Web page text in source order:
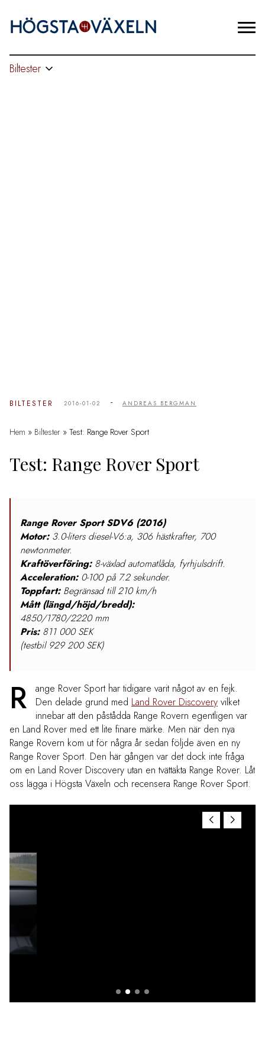
Biltester
BILTESTER 2016-01-02 - ANDREAS BERGMAN
Hem » Biltester » Test: Range Rover Sport
Test: Range Rover Sport
Range Rover Sport SDV6 (2016)
Motor:3.0-liters diesel-V6:a, 306 hästkrafter, 700
newtonmeter.
Kraftöverföring: 8-växlad automatlåda, fyrhjulsdrift.
Acceleration: 0-100 på 7.2 sekunder.
Toppfart: Begränsad till 210 km/h
Mått (längd/höjd/bredd):
4850/1780/2220 mm
Pris:811 000 SEK
(testbil 929 200 SEK)
R
ange Rover Sport har tidigare varit något av en fejk.
Den delade grund med Land Rover Discovery vilket
innebar att den påstådda Range Rovern egentligen var
en Land Rover med ett lite finare märke. Men när den nya
Range Rovern kom ut för några år sedan följde även en ny
Range Rover Sport. Den här gången var det dock inte fråga
om en Land Rover Discovery utan en tvättäkta Range Rover. Låt
oss lägga i Högsta Växeln och recensera Range Rover Sport.